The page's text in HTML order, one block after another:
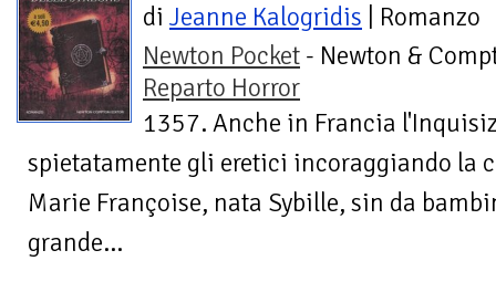
di Jeanne Kalogridis | Romanzo
Newton Pocket - Newton &
Reparto Horror
1357. Anche in Francia
spietatamente gli eretici incoraggiando la
Marie Françoise, nata Sybille, sin da
grande...